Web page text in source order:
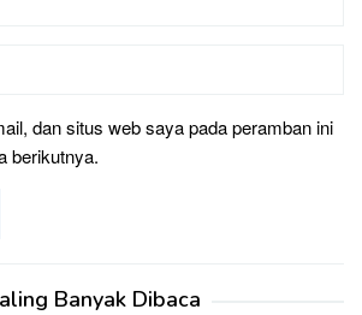
dan situs web saya pada peramban ini
berikutnya.
Banyak Dibaca